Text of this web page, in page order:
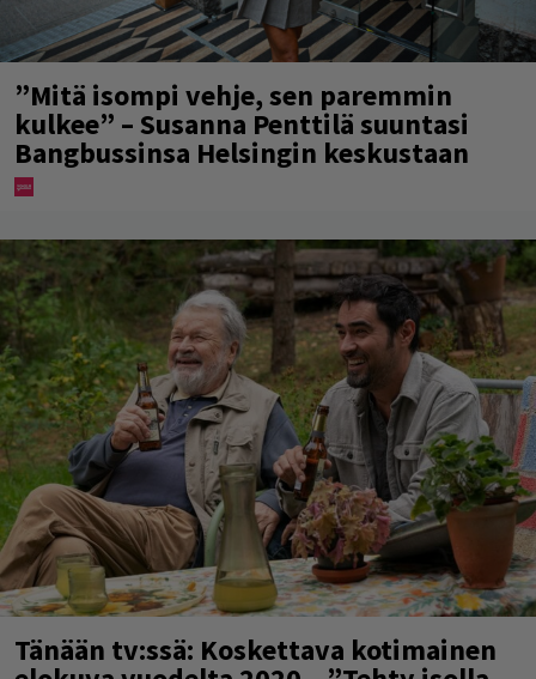
”Mitä isompi vehje, sen paremmin
kulkee” – Susanna Penttilä suuntasi
Bangbussinsa Helsingin keskustaan
Tänään tv:ssä: Koskettava kotimainen